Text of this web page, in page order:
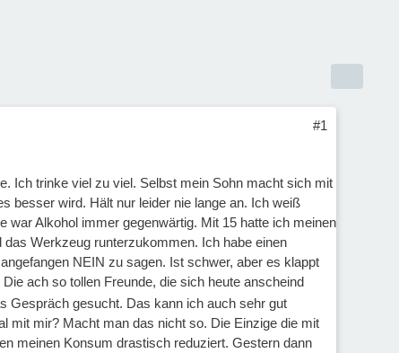
#1
Ich trinke viel zu viel. Selbst mein Sohn macht sich mit
besser wird. Hält nur leider nie lange an. Ich weiß
war Alkohol immer gegenwärtig. Mit 15 hatte ich meinen
Werkzeug runterzukommen. Ich habe einen
NEIN zu sagen. Ist schwer, aber es klappt
ach so tollen Freunde, die sich heute anscheind
Gespräch gesucht. Das kann ich auch sehr gut
mit mir? Macht man das nicht so. Die Einzige die mit
meinen Konsum drastisch reduziert. Gestern dann